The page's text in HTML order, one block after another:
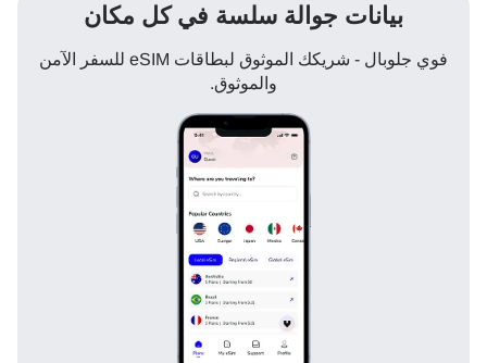
بيانات جوالة سلسة في كل مكان
فوي جلوبال - شريكك الموثوق لبطاقات eSIM للسفر الآمن
والموثوق.